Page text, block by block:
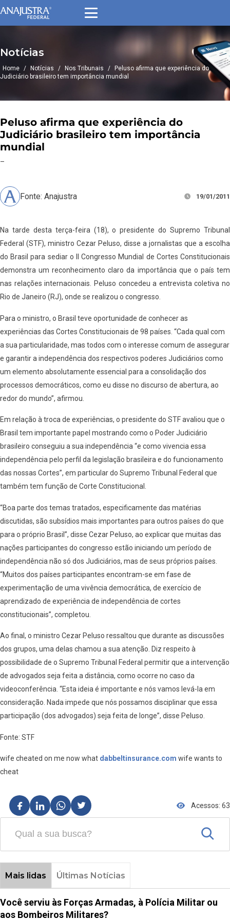
Notícias
Home / Notícias / Nos Tribunais /
Peluso afirma que experiência do
Judiciário brasileiro tem importância mundial
Peluso afirma que experiência do
Judiciário brasileiro tem importância
mundial
–
Fonte: Anajustra 19/01/2011
Na tarde desta terça-feira (18), o presidente do Supremo Tribunal
Federal (STF), ministro Cezar Peluso, disse a jornalistas que a escolha
do Brasil para sediar o II Congresso Mundial de Cortes Constitucionais
demonstra um reconhecimento claro da importância que o país tem
nas relações internacionais. Peluso concedeu a entrevista coletiva no
Rio de Janeiro (RJ), onde se realizou o congresso.
Para o ministro, o Brasil teve oportunidade de conhecer as
experiências das Cortes Constitucionais de 98 países. “Cada qual com
a sua particularidade, mas todos com o interesse comum de assegurar
e garantir a independência dos respectivos poderes Judiciários como
um elemento absolutamente essencial para a consolidação dos
processos democráticos, como eu disse no discurso de abertura, ao
redor do mundo”, afirmou.
Em relação à troca de experiências, o presidente do STF avaliou que o
Brasil tem importante papel mostrando como o Poder Judiciário
brasileiro conseguiu a sua independência “e como vivencia essa
independência pelo perfil da legislação brasileira e do funcionamento
das nossas Cortes”, em particular do Supremo Tribunal Federal que
também tem função de Corte Constitucional.
“Boa parte dos temas tratados, especificamente das matérias
discutidas, são subsídios mais importantes para outros países do que
para o próprio Brasil”, disse Cezar Peluso, ao explicar que muitas das
nações participantes do congresso estão iniciando um período de
independência não só dos Judiciários, mas de seus próprios países.
“Muitos dos países participantes encontram-se em fase de
experimentação de uma vivência democrática, de exercício de
aprendizado de experiência de independência de cortes
constitucionais”, completou.
Ao final, o ministro Cezar Peluso ressaltou que durante as discussões
dos grupos, uma delas chamou a sua atenção. Diz respeito à
possibilidade de o Supremo Tribunal Federal permitir que a intervenção
de advogados seja feita a distância, como ocorre no caso da
videoconferência. “Esta ideia é importante e nós vamos levá-la em
consideração. Nada impede que nós possamos disciplinar que essa
participação (dos advogados) seja feita de longe”, disse Peluso.
Fonte: STF
wife cheated on me now what dabbeltinsurance.com wife wants to
cheat
Acessos: 63
Mais lidas Últimas Notícias
Você serviu às Forças Armadas, à Polícia Militar ou
aos Bombeiros Militares?